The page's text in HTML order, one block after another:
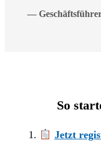
—
So
Jetzt